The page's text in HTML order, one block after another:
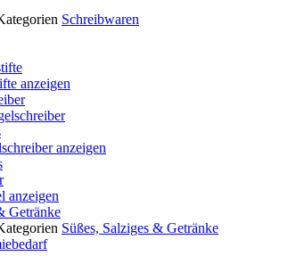
Schreibwaren
anzeigen
anzeigen
anzeigen
Getränke
Süßes, Salziges & Getränke